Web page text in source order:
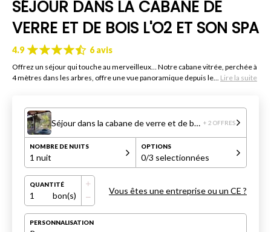
SÉJOUR DANS LA CABANE DE
VERRE ET DE BOIS L'O2 ET SON SPA
4.9 6 avis
Offrez un séjour qui touche au merveilleux… Notre cabane vitrée, perchée à
4 mètres dans les arbres, offre une vue panoramique depuis le... Lire la suite
Séjour dans la cabane de verre et de bois L'O2 et son Spa + 2 OFFRES
NOMBRE DE NUITS
1 nuit
OPTIONS
0/3 selectionnées
QUANTITÉ
1 bon(s) Vous êtes une entreprise ou un CE ?
PERSONNALISATION